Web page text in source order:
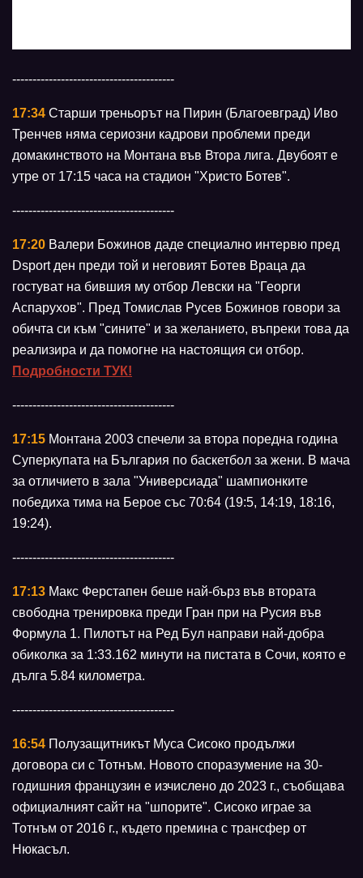
----------------------------------------
17:34 Старши треньорът на Пирин (Благоевград) Иво
Тренчев няма сериозни кадрови проблеми преди
домакинството на Монтана във Втора лига. Двубоят е
утре от 17:15 часа на стадион "Христо Ботев".
----------------------------------------
17:20 Валери Божинов даде специално интервю пред
Dsport ден преди той и неговият Ботев Враца да
гостуват на бившия му отбор Левски на "Георги
Аспарухов". Пред Томислав Русев Божинов говори за
обичта си към "сините" и за желанието, въпреки това да
реализира и да помогне на настоящия си отбор.
Подробности ТУК!
----------------------------------------
17:15 Монтана 2003 спечели за втора поредна година
Суперкупата на България по баскетбол за жени. В мача
за отличието в зала "Универсиада" шампионките
победиха тима на Берое със 70:64 (19:5, 14:19, 18:16,
19:24).
----------------------------------------
17:13 Макс Ферстапен беше най-бърз във втората
свободна тренировка преди Гран при на Русия във
Формула 1. Пилотът на Ред Бул направи най-добра
обиколка за 1:33.162 минути на пистата в Сочи, която е
дълга 5.84 километра.
----------------------------------------
16:54 Полузащитникът Муса Сисоко продължи
договора си с Тотнъм. Новото споразумение на 30-
годишния французин е изчислено до 2023 г., съобщава
официалният сайт на "шпорите". Сисоко играе за
Тотнъм от 2016 г., където премина с трансфер от
Нюкасъл.